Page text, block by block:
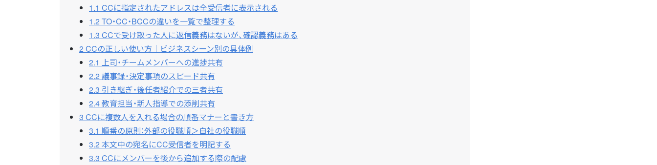
1.1 CCに指定されたアドレスは全受信者に表示される
1.2 TO・CC・BCCの違いを一覧で整理する
1.3 CCで受け取った人に返信義務はないが、確認義務はある
2 CCの正しい使い方｜ビジネスシーン別の具体例
2.1 上司・チームメンバーへの進捗共有
2.2 議事録・決定事項のスピード共有
2.3 引き継ぎ・後任者紹介での三者共有
2.4教育担当・新人指導での添削共有
3 CCに複数人を入れる場合の順番マナーと書き方
3.1 順番の原則：外部の役職順＞自社の役職順
3.2 本文中の宛名にCC受信者を明記する
3.3 CCにメンバーを後から追加する際の配慮